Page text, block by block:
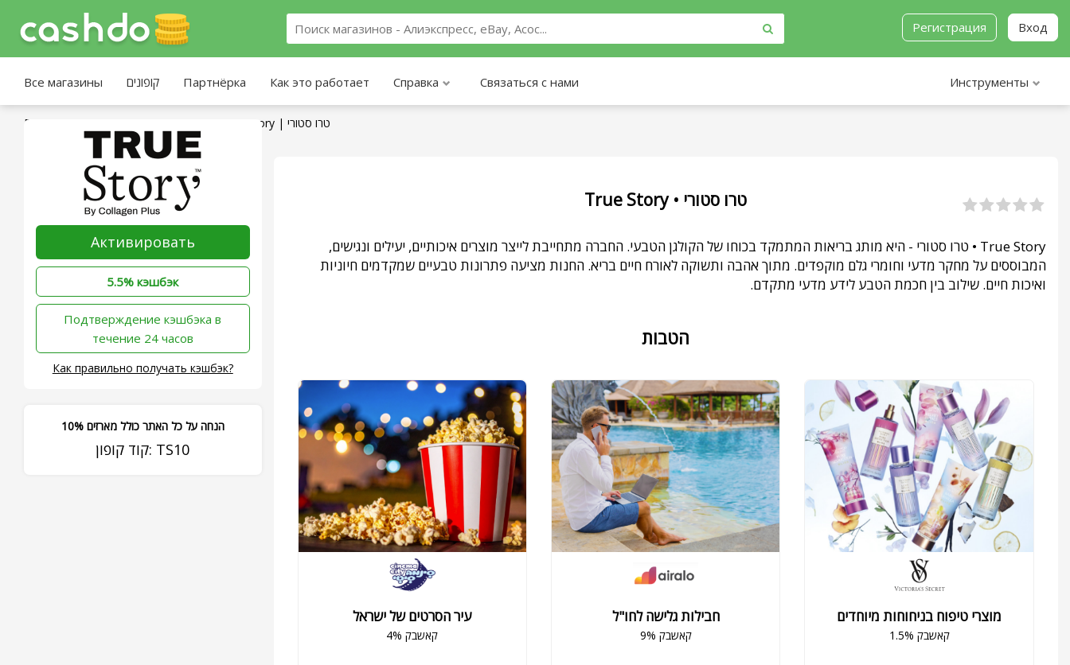
Регистрация Вход
Все магазины קופונים Партнёрка Как это работает Справка Связаться с нами Инструменты
Главная страница True Story | טרו סטורי
Активировать
5.5% кэшбэк
‫Подтверждение кэшбэка в
течение 24 часов
Как правильно получать кэшбэк?
10% הנחה על כל האתר כולל מארזים
קוד קופון: TS10
True Story • טרו סטורי
True Story • טרו סטורי - היא מותג בריאות המתמקד בכוחו של הקולגן הטבעי. החברה מתחייבת לייצר מוצרים איכותיים, יעילים ונגישים,
המבוססים על מחקר מדעי וחומרי גלם מוקפדים. מתוך אהבה ותשוקה לאורח חיים בריא. החנות מציעה פתרונות טבעיים שמקדמים חיוניות
ואיכות חיים. שילוב בין חכמת הטבע לידע מדעי מתקדם.
הטבות
עיר הסרטים של ישראל
4% קאשבק
חבילות גלישה לחו"ל
9% קאשבק
מוצרי טיפוח בניחוחות מיוחדים
1.5% קאשבק